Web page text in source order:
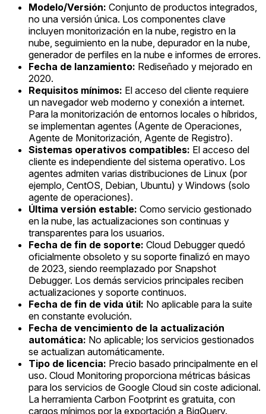
Modelo/Versión: Conjunto de productos integrados,
no una versión única. Los componentes clave
incluyen monitorización en la nube, registro en la
nube, seguimiento en la nube, depurador en la nube,
generador de perfiles en la nube e informes de errores.
Fecha de lanzamiento: Rediseñado y mejorado en
2020.
Requisitos mínimos: El acceso del cliente requiere
un navegador web moderno y conexión a internet.
Para la monitorización de entornos locales o híbridos,
se implementan agentes (Agente de Operaciones,
Agente de Monitorización, Agente de Registro).
Sistemas operativos compatibles: El acceso del
cliente es independiente del sistema operativo. Los
agentes admiten varias distribuciones de Linux (por
ejemplo, CentOS, Debian, Ubuntu) y Windows (solo
agente de operaciones).
Última versión estable: Como servicio gestionado
en la nube, las actualizaciones son continuas y
transparentes para los usuarios.
Fecha de fin de soporte: Cloud Debugger quedó
oficialmente obsoleto y su soporte finalizó en mayo
de 2023, siendo reemplazado por Snapshot
Debugger. Los demás servicios principales reciben
actualizaciones y soporte continuos.
Fecha de fin de vida útil: No aplicable para la suite
en constante evolución.
Fecha de vencimiento de la actualización
automática: No aplicable; los servicios gestionados
se actualizan automáticamente.
Tipo de licencia: Precio basado principalmente en el
uso. Cloud Monitoring proporciona métricas básicas
para los servicios de Google Cloud sin coste adicional.
La herramienta Carbon Footprint es gratuita, con
cargos mínimos por la exportación a BigQuery.